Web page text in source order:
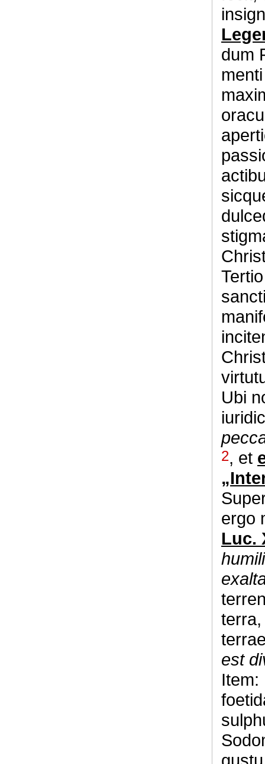
dum
Ubi
2, et
ergo
Luc.
est
Item: